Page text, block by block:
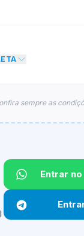
12% no total
esse cupom.
sempre as
Entrar